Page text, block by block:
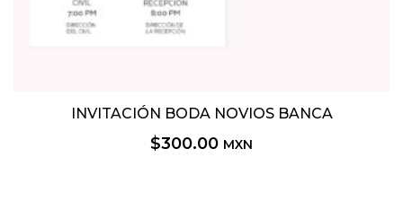
INVITACIÓN BODA NOVIOS BANCA
$300.00 MXN